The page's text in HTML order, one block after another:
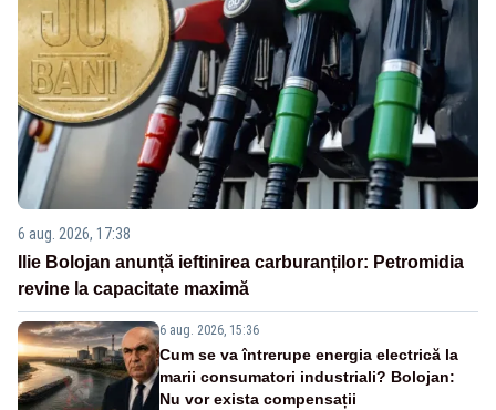
6 aug. 2026, 17:38
Ilie Bolojan anunță ieftinirea carburanților: Petromidia
revine la capacitate maximă
6 aug. 2026, 15:36
Cum se va întrerupe energia electrică la
marii consumatori industriali? Bolojan:
Nu vor exista compensații